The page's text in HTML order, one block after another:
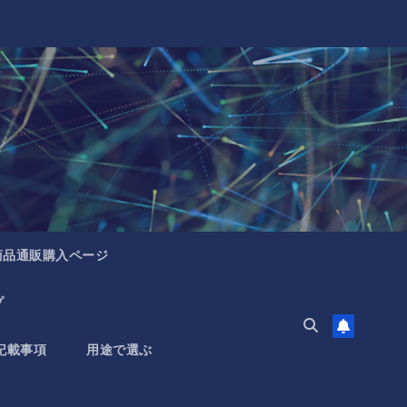
通販購入ページ
載事項 用途で選ぶ